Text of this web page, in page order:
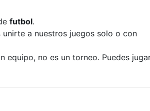
futbol.
unirte a nuestros juegos solo o con
equipo, no es un torneo. Puedes